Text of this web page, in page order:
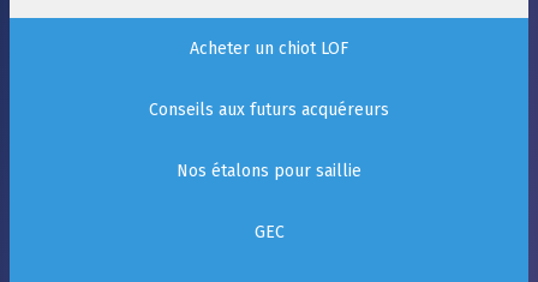
Acheter un chiot LOF
Conseils aux futurs acquéreurs
Nos étalons pour saillie
GEC